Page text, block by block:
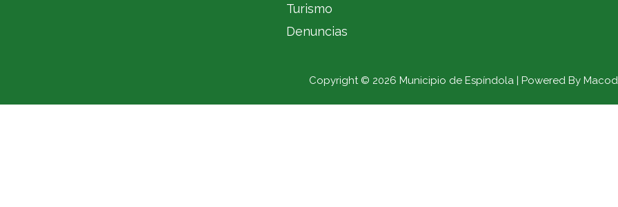
Turismo
Denuncias
Copyright © 2026 Municipio de Espíndola | Powered By Macod